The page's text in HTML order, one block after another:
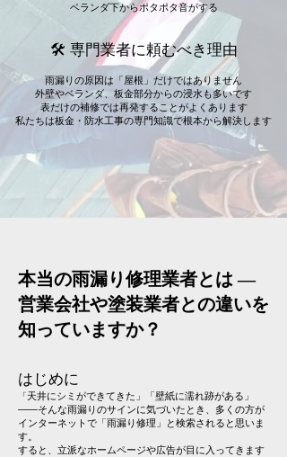
ベランダ下からポタポタ音がする
🛠 専門業者に頼むべき理由
雨漏りの原因は「屋根」だけではありません
外壁やベランダ、板金部分からの浸水も多いです
表だけの補修では再発することがよくあります
私たちは板金・防水工事の専門知識で根本から解決します
本当の雨漏り修理業者とは ―
営業会社や塗装業者との違いを
知っていますか？
はじめに
「天井にシミができてきた」「壁紙に濡れ跡がある」
――そんな雨漏りのサインに気づいたとき、多くの方が
インターネットで「雨漏り修理」と検索されると思いま
す。
すると、立派なホームページや広告が目に入ってきます